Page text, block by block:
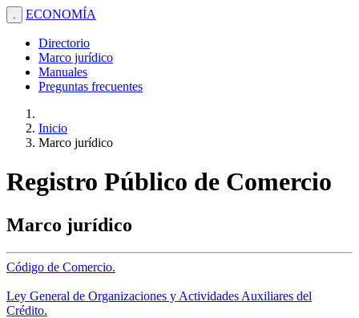
. ECONOMÍA
Directorio
Marco jurídico
Manuales
Preguntas frecuentes
Inicio
Marco jurídico
Registro Público de Comercio
Marco jurídico
Código de Comercio.
Ley General de Organizaciones y Actividades Auxiliares del
Crédito.